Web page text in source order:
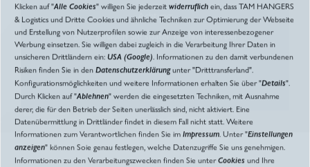
Klicken auf "Alle Cookies" willigen Sie jederzeit widerruflich ein, dass TAM HANGERS
& Logistics und Dritte Cookies und ähnliche Techniken zur Optimierung der Webseite
und Erstellung von Nutzerprofilen sowie zur Anzeige von interessenbezogener
Werbung einsetzen. Sie willigen dabei zugleich in die Verarbeitung Ihrer Daten in
unsicheren Drittländern ein: USA (Google). Informationen zu den damit verbundenen
Risiken finden Sie in den Datenschutzerklärungunter "Dritttransferland".
Konfigurationsmöglichkeiten und weitere Informationen erhalten Sie über "Details".
Durch Klicken auf "Ablehnen" werden die eingesetzten Techniken, mit Ausnahme
derer, die für den Betrieb der Seiten unerlässlich sind, nicht aktiviert. Eine
Datenübermittlung in Drittländer findet in diesem Fall nicht statt. Weitere
Informationen zum Verantwortlichen finden Sie im Impressum. Unter "Einstellungen
anzeigen" können Soie genau festlegen, welche Datenzugriffe Sie uns genehmigen.
Informationen zu den Verarbeitungszwecken finden Sie unterCookies und Ihre
Achtung:
Bitte schauen Sie später nochmal vorbei